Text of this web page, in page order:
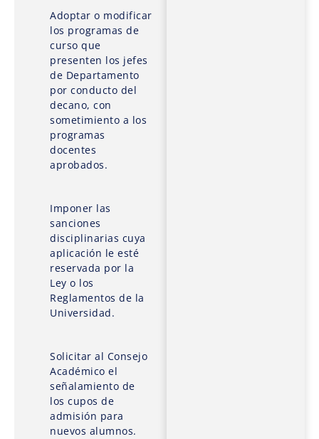
Adoptar o modificar
los programas de
curso que
presenten los jefes
de Departamento
por conducto del
decano, con
sometimiento a los
programas
docentes
aprobados.
Imponer las
sanciones
disciplinarias cuya
aplicación le esté
reservada por la
Ley o los
Reglamentos de la
Universidad.
Solicitar al Consejo
Académico el
señalamiento de
los cupos de
admisión para
nuevos alumnos.